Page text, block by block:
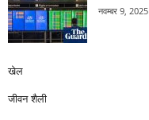
नवम्बर 9, 2025
खेल
जीवन शैली